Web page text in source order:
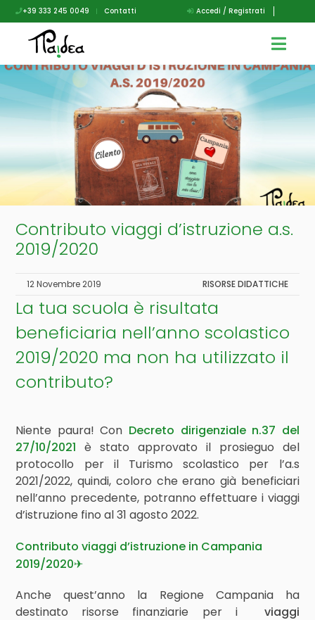
+39 333 245 0049 | Contatti Accedi / Registrati
Contributo viaggi d’istruzione a.s.
2019/2020
12 Novembre 2019 RISORSE DIDATTICHE
La tua scuola è risultata
beneficiaria nell’anno scolastico
2019/2020 ma non ha utilizzato il
contributo?
Niente paura! Con Decreto dirigenziale n.37 del
27/10/2021 è stato approvato il prosieguo del
protocollo per il Turismo scolastico per l’a.s
2021/2022, quindi, coloro che erano già beneficiari
nell’anno precedente, potranno effettuare i viaggi
d’istruzione fino al 31 agosto 2022.
Contributo viaggi d’istruzione in Campania
2019/2020✈
Anche quest’anno la Regione Campania ha
destinato risorse finanziarie per i viaggi